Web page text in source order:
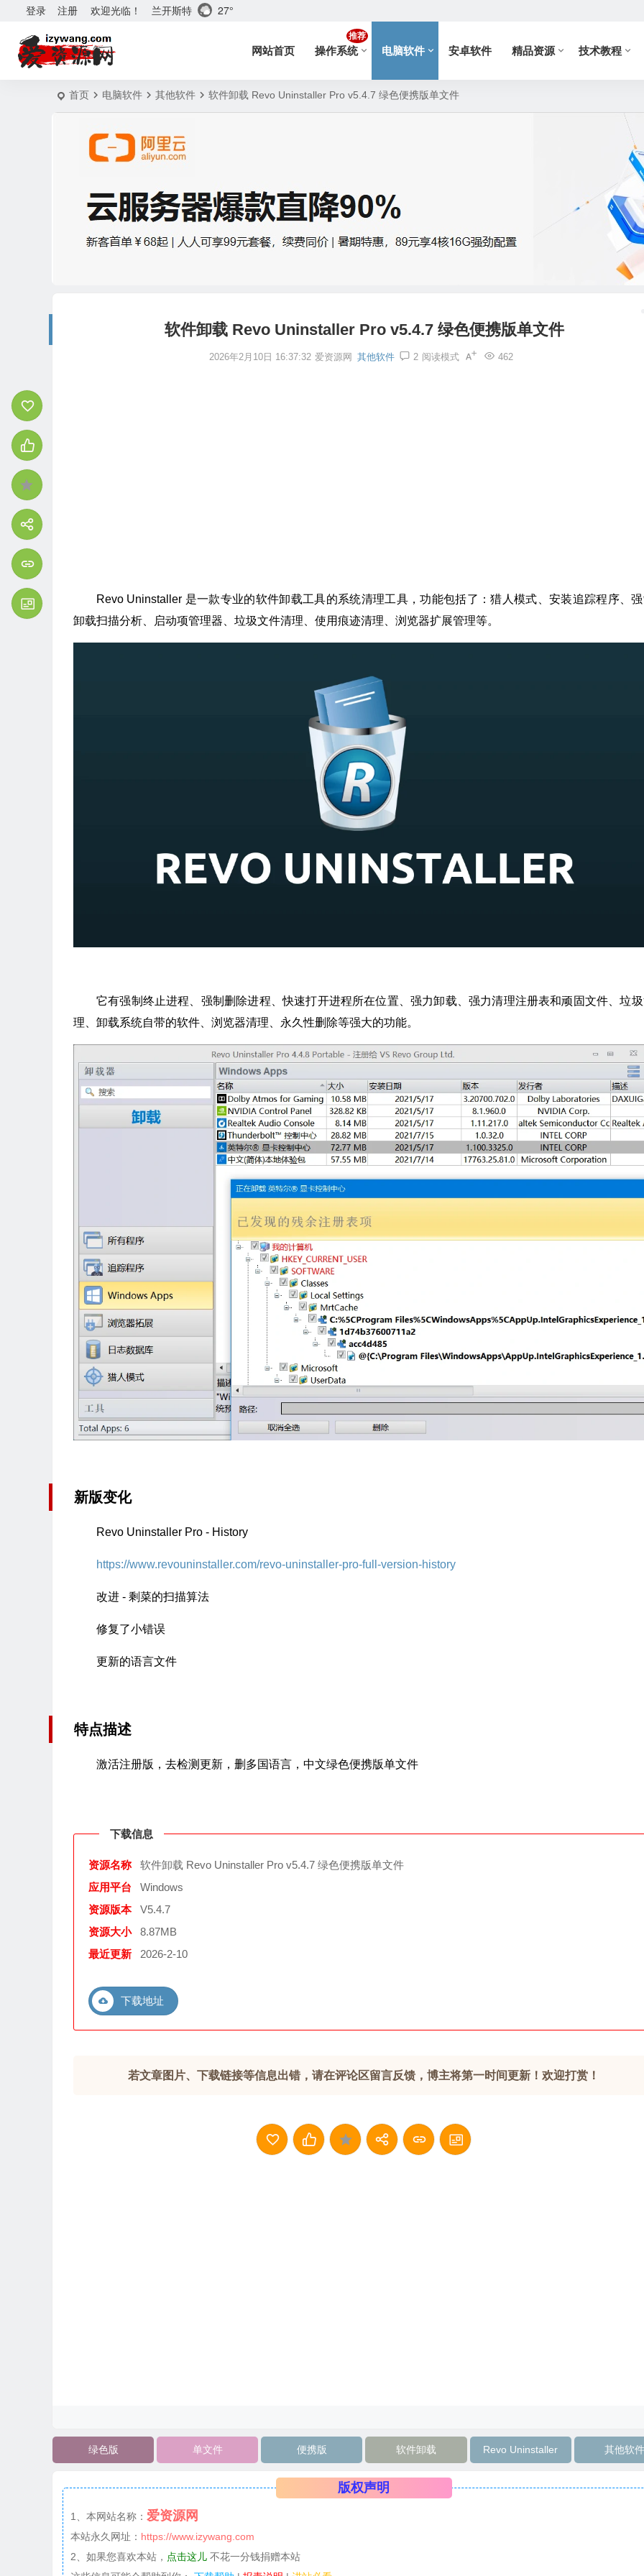
欢迎光临！
登录 注册 兰开斯特 27°
网站首页 操作系统
推荐
电脑软件 安卓软件 精品资源 技术教程
首页 电脑软件 其他软件 软件卸载 Revo Uninstaller Pro v5.4.7 绿色便携版单文件
软件卸载 Revo Uninstaller Pro v5.4.7 绿色便携版单文件
2026年2月10日 16:37:32 爱资源网 其他软件 2 462
阅读模式
Revo Uninstaller 是一款专业的软件卸载工具的系统清理工具，功能包括了：猎人模式、安装追踪程序、
卸载扫描分析、启动项管理器、垃圾文件清理、使用痕迹清理、浏览器扩展管理等。
它有强制终止进程、强制删除进程、快速打开进程所在位置、强力卸载、强力清理注册表和顽固文件、垃
理、卸载系统自带的软件、浏览器清理、永久性删除等强大的功能。
新版变化
Revo Uninstaller Pro - History
https://www.revouninstaller.com/revo-uninstaller-pro-full-version-history
改进 - 剩菜的扫描算法
修复了小错误
更新的语言文件
特点描述
激活注册版，去检测更新，删多国语言，中文绿色便携版单文件
下载信息
资源名称
软件卸载 Revo Uninstaller Pro v5.4.7 绿色便携版单文件
应用平台
Windows
资源版本
V5.4.7
资源大小
8.87MB
最近更新
2026-2-10
下载地址
若文章图片、下载链接等信息出错，请在评论区留言反馈，博主将第一时间更新！欢迎打赏！
绿色版 单文件 便携版 软件卸载 Revo Uninstaller 其他软
版权声明
1、本网站名称： 爱资源网
本站永久网址： https://www.izywang.com
2、如果您喜欢本站， 点击这儿 不花一分钱捐赠本站